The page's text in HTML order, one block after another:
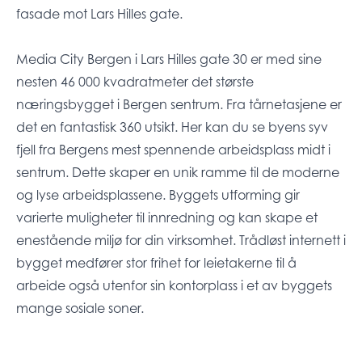
fasade mot Lars Hilles gate.
Media City Bergen i Lars Hilles gate 30 er med sine
nesten 46 000 kvadratmeter det største
næringsbygget i Bergen sentrum. Fra tårnetasjene er
det en fantastisk 360 utsikt. Her kan du se byens syv
fjell fra Bergens mest spennende arbeidsplass midt i
sentrum. Dette skaper en unik ramme til de moderne
og lyse arbeidsplassene. Byggets utforming gir
varierte muligheter til innredning og kan skape et
enestående miljø for din virksomhet. Trådløst internett i
bygget medfører stor frihet for leietakerne til å
arbeide også utenfor sin kontorplass i et av byggets
mange sosiale soner.